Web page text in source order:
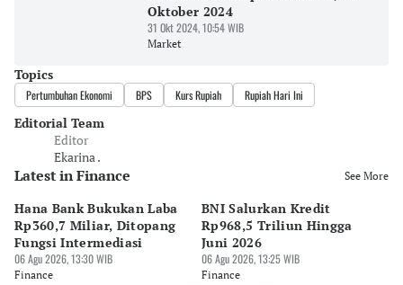
Oktober 2024
31 Okt 2024, 10:54 WIB
Market
Topics
Pertumbuhan Ekonomi BPS Kurs Rupiah Rupiah Hari Ini
Editorial Team
Editor
Ekarina .
Latest in Finance See More
Hana Bank Bukukan Laba
Rp360,7 Miliar, Ditopang
Fungsi Intermediasi
06 Agu 2026, 13:30 WIB
Finance
BNI Salurkan Kredit
Rp968,5 Triliun Hingga
Juni 2026
06 Agu 2026, 13:25 WIB
Finance